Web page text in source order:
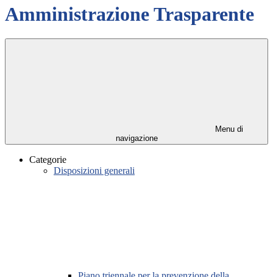
Amministrazione Trasparente
Menu di
navigazione
Categorie
Disposizioni generali